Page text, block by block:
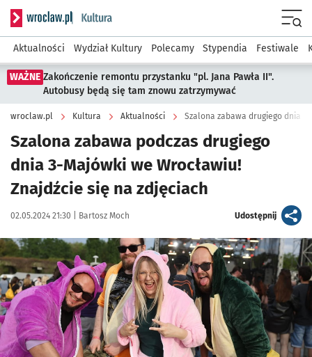
Serwis informacyjny wroclaw.pl podserwis: Kultura
Aktualności Wydział Kultury Polecamy Stypendia Festiwale
WAŻNE Zakończenie remontu przystanku "pl. Jana Pawła II".
Autobusy będą się tam znowu zatrzymywać
wroclaw.pl Kultura Aktualności Szalona zabawa drugiego dnia
Szalona zabawa podczas drugiego
dnia 3-Majówki we Wrocławiu!
Znajdźcie się na zdjęciach
Data publikacji:
02.05.2024 21:30 | Autor:
Bartosz Moch Udostępnijartykuł
Kliknij, aby zobaczyć galerię